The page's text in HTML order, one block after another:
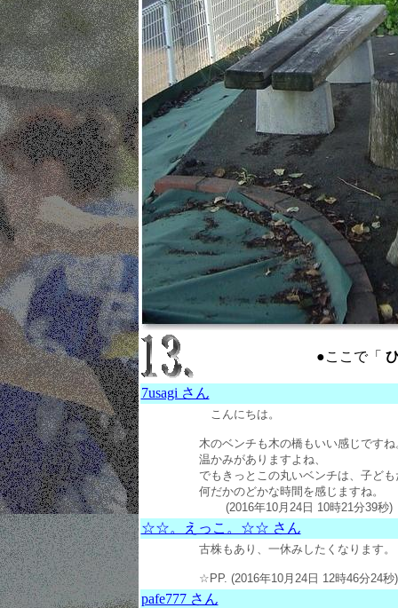
●ここで「
7usagi さん
こんにちは。
木のベンチも木の橋もいい感じですね
温かみがありますよね、
でもきっとこの丸いベンチは、子ど
何だかのどかな時間を感じますね。
(2016年10月24日 10時21分39秒)
☆☆。えっこ。☆☆ さん
古株もあり、一休みしたくなります。
☆PP. (2016年10月24日 12時46分24秒)
pafe777 さん